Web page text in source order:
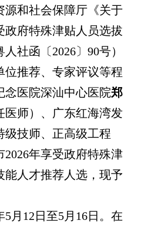
和社会保障厅《关于
政府特殊津贴人员选拔
社函〔2026〕90号）
位推荐、专家评议等程
念医院深汕中心医院郑
医师）、广东红海湾发
级技师、正高级工程
年享受政府特殊津
能人才推荐人选，现予
12日至5月16日。在